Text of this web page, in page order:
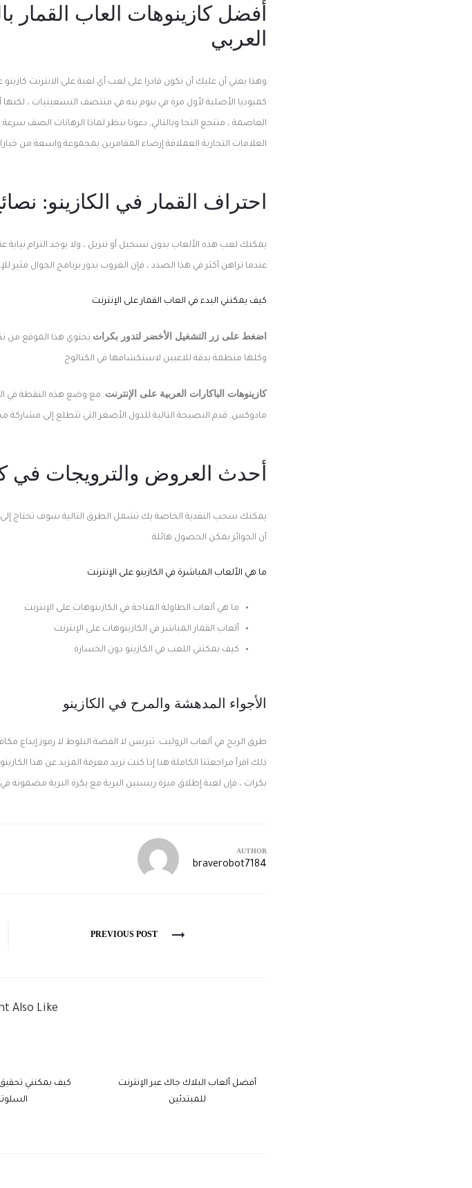
أفضل كازينوهات العاب القمار
العربي
وهذا يعني أن عليك أن تكون قادرا على لعب أي لعبة على الانترنت
العلامات التجارية العملاقة إرضاء المقامرين بمجموعة واسعة من
احتراف القمار في الكازينو:
يمكنك لعب هذه الألعاب بدون تسجيل أو تنزيل ، ولا يوجد التزام نيابة
عندما تراهن أكثر في هذا الصدد ، فإن الغروب يدور برنامج الجوال مثير
كيف يمكنني البدء في العاب القمار على الإنترنت
اضغط على زر التشغيل الأخضر لتدور بكرات يحتوي هذا الموقع من
وكلها منظمة بدقة للاعبين لاستكشافها في الكتالوج
كازينوهات الباكارات العربية على الإنترنت: مع وضع هذه النقطة في
مادوكس, قدم النصيحة التالية للدول الأصغر التي تتطلع إلى مشاركة
أحدث العروض والترويجات في
يمكنك سحب النقدية الخاصة بك تشمل الطرق التالية سوف تحتاج
أن الجوائز يمكن الحصول هائلة
ما هي الألعاب المباشرة في الكازينو على الإنترنت
ما هي ألعاب الطاولة المتاحة في الكازينوهات على الإنترنت
ألعاب القمار المباشر في الكازينوهات على الإنترنت
كيف يمكنني اللعب في الكازينو دون الخسارة
الأجواء المدهشة والمرح في الكازينو
طرق الربح في ألعاب الروليت. ثيريس لا الفضة البلوط لا رموز إيداع
ذلك اقرأ مراجعتنا الكاملة هنا إذا كنت تريد معرفة المزيد عن هذا
بكرات ، فإن لعبة إطلاق ميزة ريسبين البرية مع بكرة البرية مضمونة
AUTHOR
braverobot7184
PREVIOUS POST
Also Like
أفضل ألعاب البلاك جاك عبر الإنترنت
للمبتدئين
كيف يمكنني تحقيق